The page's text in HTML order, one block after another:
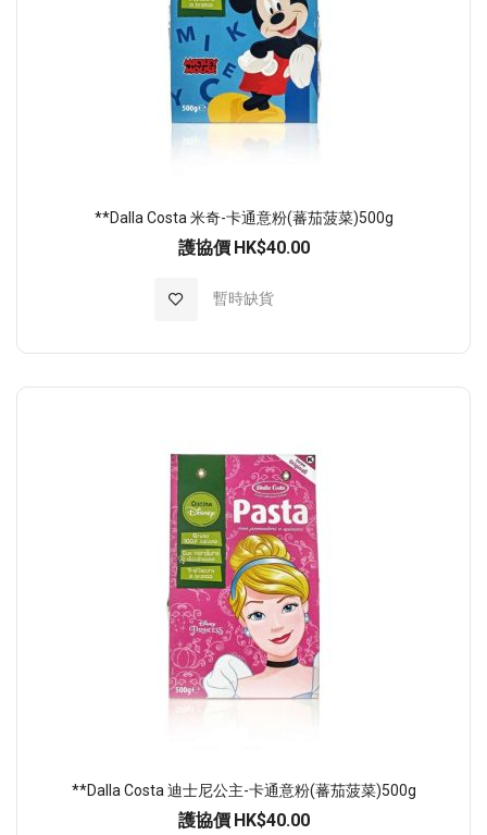
**Dalla Costa 米奇-卡通意粉(蕃茄菠菜)500g
護協價 HK$40.00
暫時缺貨
加入至願望清單
**Dalla Costa 迪士尼公主-卡通意粉(蕃茄菠菜)500g
護協價 HK$40.00